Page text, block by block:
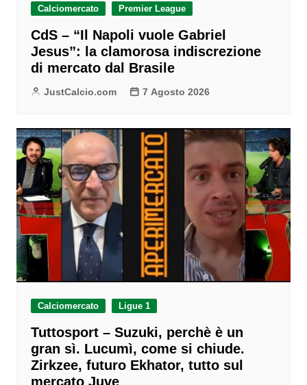
Calciomercato Premier League
CdS – “Il Napoli vuole Gabriel
Jesus”: la clamorosa indiscrezione
di mercato dal Brasile
JustCalcio.com 7 Agosto 2026
Calciomercato Ligue 1
Tuttosport – Suzuki, perchè è un
gran sì. Lucumì, come si chiude.
Zirkzee, futuro Ekhator, tutto sul
mercato Juve